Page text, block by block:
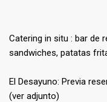
Catering in situ : bar de
sandwiches, patatas
El Desayuno: Previa
(ver adjunto)